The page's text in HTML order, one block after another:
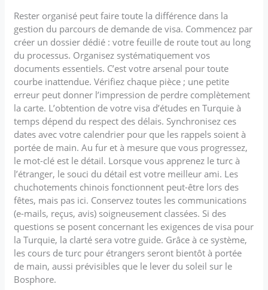
Rester organisé peut faire toute la différence dans la
gestion du parcours de demande de visa. Commencez par
créer un dossier dédié : votre feuille de route tout au long
du processus. Organisez systématiquement vos
documents essentiels. C’est votre arsenal pour toute
courbe inattendue. Vérifiez chaque pièce ; une petite
erreur peut donner l’impression de perdre complètement
la carte. L’obtention de votre visa d’études en Turquie à
temps dépend du respect des délais. Synchronisez ces
dates avec votre calendrier pour que les rappels soient à
portée de main. Au fur et à mesure que vous progressez,
le mot-clé est le détail. Lorsque vous apprenez le turc à
l’étranger, le souci du détail est votre meilleur ami. Les
chuchotements chinois fonctionnent peut-être lors des
fêtes, mais pas ici. Conservez toutes les communications
(e-mails, reçus, avis) soigneusement classées. Si des
questions se posent concernant les exigences de visa pour
la Turquie, la clarté sera votre guide. Grâce à ce système,
les cours de turc pour étrangers seront bientôt à portée
de main, aussi prévisibles que le lever du soleil sur le
Bosphore.